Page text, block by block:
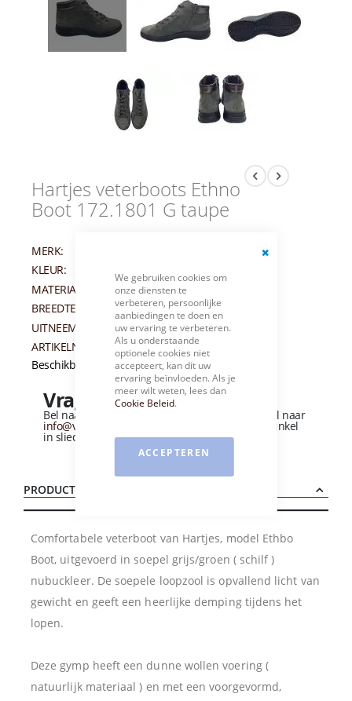
We gebruiken cookies om
onze diensten te
verbeteren, persoonlijke
aanbiedingen te doen en
uw ervaring te verbeteren.
Als u onderstaande
optionele cookies niet
accepteert, kan dit uw
ervaring beïnvloeden. Als je
meer wilt weten, lees dan
Cookie Beleid.
ACCEPTEREN
Hartjes veterboots Ethno
Boot 172.1801 G taupe
MERK:
KLEUR:
MATERIAAL:
NUBUCK
BREEDTEMAAT:
G
UITNEEMBAAR VOETBED:
JA
ARTIKELNUMMER:
011289
Beschikbaarheid:Niet op voorraad
Vragen over dit product?
Bel naar of stuur een e-mail naar
info@vandervliesschoenen.nl of bezoek onze winkel
in sliedrecht (Zie routebeschrijving).
PRODUCTBESCHRIJVING
Comfortabele veterboot van Hartjes, model Ethbo
Boot, uitgevoerd in soepel grijs/groen ( schilf )
nubuckleer. De soepele loopzool is opvallend licht van
gewicht en geeft een heerlijke demping tijdens het
lopen.
Deze gymp heeft een dunne wollen voering (
natuurlijk materiaal ) en met een voorgevormd,